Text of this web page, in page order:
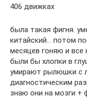
406 движках
была такая фигня.
китайский… потом
месяцев гоняю и все
были бы хлопки в
умирают рылюшки с
диагностическим
знаю они на мозги +